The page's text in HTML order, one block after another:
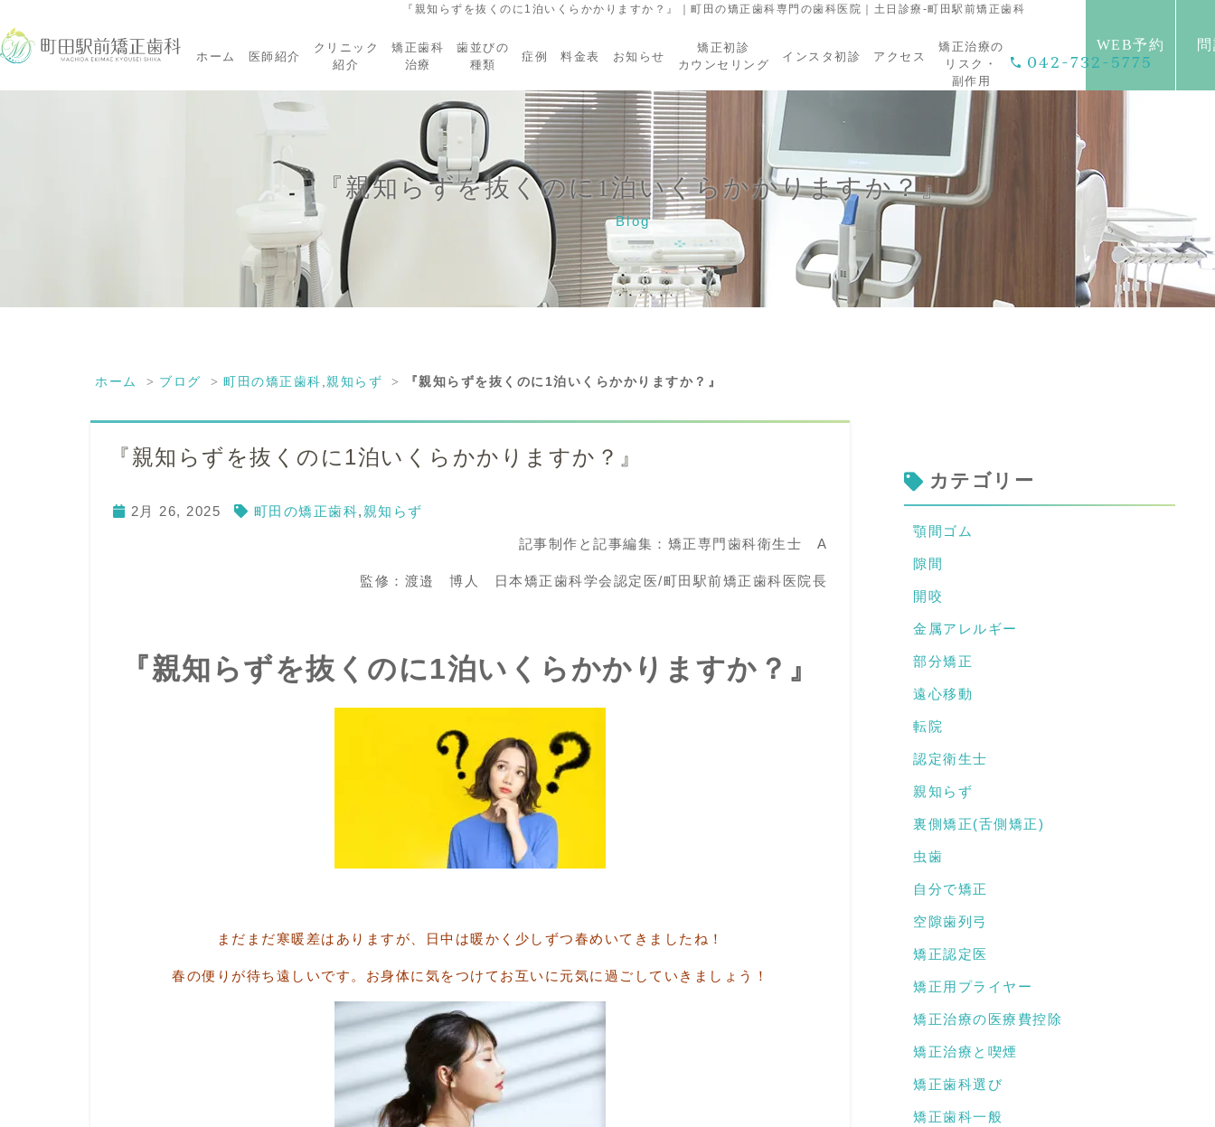
ホーム 医師紹介
クリニック
紹介
矯正歯科
治療
歯並びの
種類
症例 料金表 お知らせ
矯正初診
カウンセリング
インスタ初診 アクセス
矯正治療の
リスク・
副作用
042-732-5775
WEB予約
『親知らずを抜くのに1泊いくらかかりますか？』｜町田の矯正歯科専門の歯科医院｜土日診療-町田駅前矯正歯科
『親知らずを抜くのに1泊いくらかかりますか？』
Blog
ホーム ブログ 町田の矯正歯科 親知らず 『親知らずを抜くのに1泊いくらかかりますか？』
『親知らずを抜くのに1泊いくらかかりますか？』
2月 26, 2025 町田の矯正歯科, 親知らず
記事制作と記事編集：矯正専門歯科衛生士 A
監修：渡邉 博人 日本矯正歯科学会認定医/町田駅前矯正歯科医院長
『親知らずを抜くのに1泊いくらかかりますか？』
まだまだ寒暖差はありますが、日中は暖かく少しずつ春めいてきましたね！
春の便りが待ち遠しいです。お身体に気をつけてお互いに元気に過ごしていきましょう！
カテゴリー
顎間ゴム
隙間
開咬
金属アレルギー
部分矯正
遠心移動
転院
認定衛生士
親知らず
裏側矯正(舌側矯正)
虫歯
自分で矯正
空隙歯列弓
矯正認定医
矯正用プライヤー
矯正治療の医療費控除
矯正治療と喫煙
矯正歯科選び
矯正歯科一般